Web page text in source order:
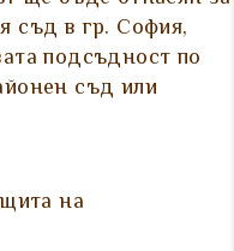
съд в гр. София,
подсъдност по
съд или
на